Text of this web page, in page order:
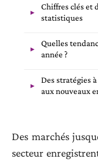
Chiffres clés et
statistiques
Quelles
année ?
Des stratégies
aux nouveaux
Des marchés
secteur